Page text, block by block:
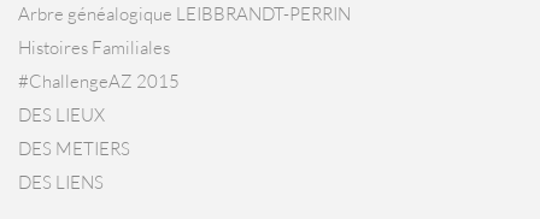
Arbre généalogique LEIBBRANDT-PERRIN
Histoires Familiales
#ChallengeAZ 2015
DES LIEUX
DES METIERS
DES LIENS